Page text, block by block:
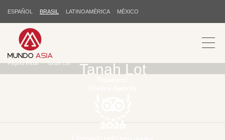
ESPAÑOL BRASIL LATINOAMÉRICA MÉXICO
Tanah Lot
Página inicial Tanah Lot